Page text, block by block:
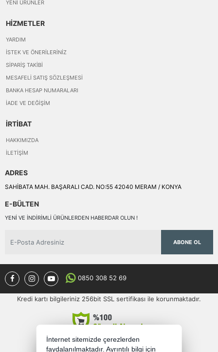
YENI ÜRÜNLER
HİZMETLER
YARDIM
İSTEK VE ÖNERILERINIZ
SIPARIŞ TAKIBI
MESAFELI SATIŞ SÖZLEŞMESI
BANKA HESAP NUMARALARI
İADE VE DEĞIŞIM
İRTİBAT
HAKKIMIZDA
İLETIŞIM
ADRES
SAHİBATA MAH. BAŞARALI CAD. NO:55 42040 MERAM / KONYA
E-BÜLTEN
YENI VE INDIRIMLI ÜRÜNLERDEN HABERDAR OLUN !
ABONE OL
0850 308 52 69
Kredi kartı bilgileriniz 256bit SSL sertifikası ile korunmaktadır.
İnternet sitemizde çerezlerden
faydalanılmaktadır. Ayrıntılı bilgi için